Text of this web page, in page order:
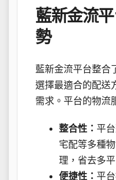
藍新金流
勢
藍新金流平台整合
選擇最適合的配送
需求。平台的物流
整合性： 平
宅配等多種
理，省去多
便捷性： 平